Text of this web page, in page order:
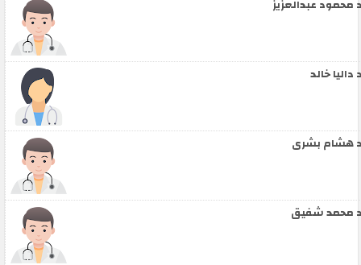
محمود عبدالعزيز
داليا خالد
هشام بشرى
محمد شفيق